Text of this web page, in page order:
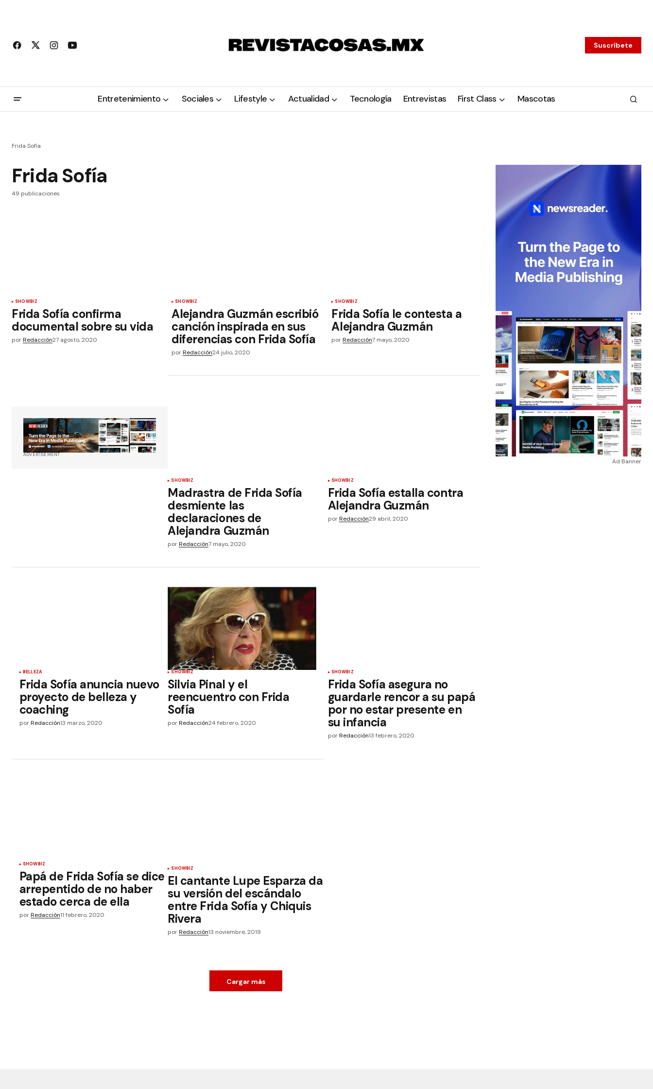
Suscríbete
Entretenimiento Sociales Lifestyle Actualidad Tecnología Entrevistas First Class Mascotas
Frida Sofía
Frida Sofía
49 publicaciones
SHOWBIZ
Frida Sofía confirma
documental sobre su vida
porRedacción27 agosto, 2020
SHOWBIZ
Alejandra Guzmán escribió
canción inspirada en sus
diferencias con Frida Sofía
por Redacción24 julio, 2020
SHOWBIZ
Frida Sofía le contesta a
Alejandra Guzmán
por Redacción7 mayo, 2020
ADVERTISEMENT
SHOWBIZ
Madrastra de Frida Sofía
desmiente las
declaraciones de
Alejandra Guzmán
por Redacción7 mayo, 2020
SHOWBIZ
Frida Sofía estalla contra
Alejandra Guzmán
por Redacción29 abril, 2020
BELLEZA
Frida Sofía anuncia nuevo
proyecto de belleza y
coaching
porRedacción13 marzo, 2020
SHOWBIZ
Silvia Pinal y el
reencuentro con Frida
Sofía
por Redacción24 febrero, 2020
SHOWBIZ
Frida Sofía asegura no
guardarle rencor a su papá
por no estar presente en
su infancia
por Redacción13 febrero, 2020
SHOWBIZ
Papá de Frida Sofía se dice
arrepentido de no haber
estado cerca de ella
porRedacción11 febrero, 2020
SHOWBIZ
El cantante Lupe Esparza da
su versión del escándalo
entre Frida Sofía y Chiquis
Rivera
por Redacción13 noviembre, 2019
Cargar más
Ad Banner